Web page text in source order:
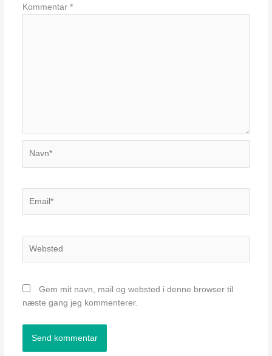
Kommentar *
Gem mit navn, mail og websted i denne browser til
næste gang jeg kommenterer.